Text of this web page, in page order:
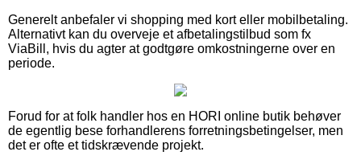
Generelt anbefaler vi shopping med kort eller mobilbetaling.
Alternativt kan du overveje et afbetalingstilbud som fx
ViaBill, hvis du agter at godtgøre omkostningerne over en
periode.
Forud for at folk handler hos en HORI online butik behøver
de egentlig bese forhandlerens forretningsbetingelser, men
det er ofte et tidskrævende projekt.